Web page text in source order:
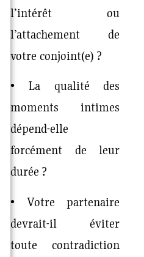
l’intérêt ou
l’attachement de
votre conjoint(e) ?
• La qualité des
moments intimes
dépend-elle
forcément de leur
durée ?
• Votre partenaire
devrait-il éviter
toute contradiction